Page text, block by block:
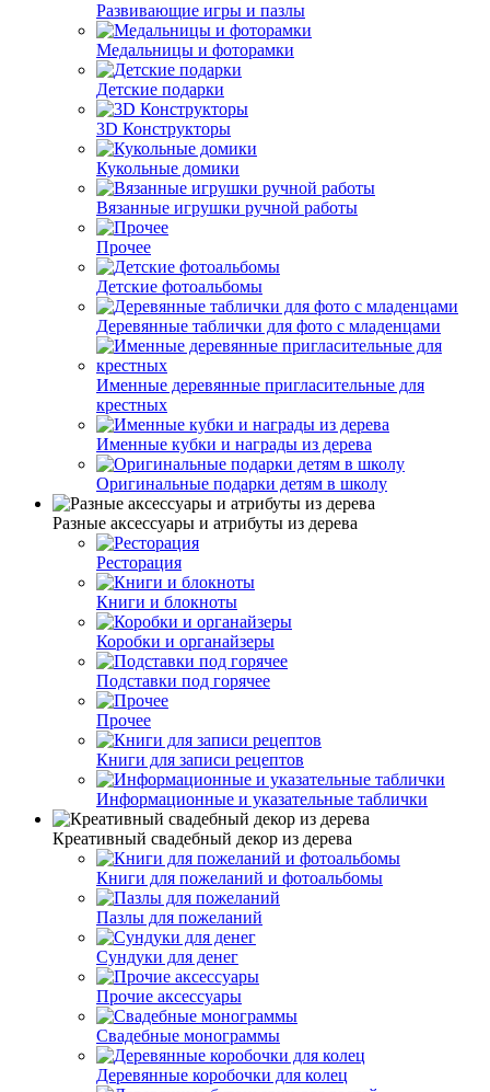
Развивающие игры и пазлы
Медальницы и фоторамки
Детские подарки
3D Конструкторы
Кукольные домики
Вязанные игрушки ручной работы
Прочее
Детские фотоальбомы
Деревянные таблички для фото с младенцами
Именные деревянные пригласительные для
крестных
Именные кубки и награды из дерева
Оригинальные подарки детям в школу
Разные аксессуары и атрибуты из дерева
Ресторация
Книги и блокноты
Коробки и органайзеры
Подставки под горячее
Прочее
Книги для записи рецептов
Информационные и указательные таблички
Креативный свадебный декор из дерева
Книги для пожеланий и фотоальбомы
Пазлы для пожеланий
Сундуки для денег
Прочие аксессуары
Свадебные монограммы
Деревянные коробочки для колец